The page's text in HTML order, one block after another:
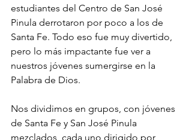
estudiantes del Centro de San José
Pinula derrotaron por poco a los de
Santa Fe. Todo eso fue muy divertido,
pero lo más impactante fue ver a
nuestros jóvenes sumergirse en la
Palabra de Dios.
Nos dividimos en grupos, con jóvenes
de Santa Fe y San José Pinula
mezclados, cada uno dirigido por